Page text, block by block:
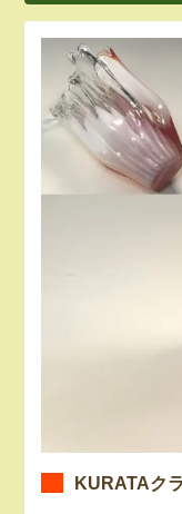
KURATAク